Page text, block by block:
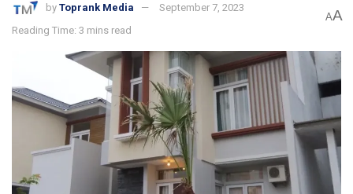
by Toprank Media
September 7, 2023
Reading Time: 3 mins read
AA